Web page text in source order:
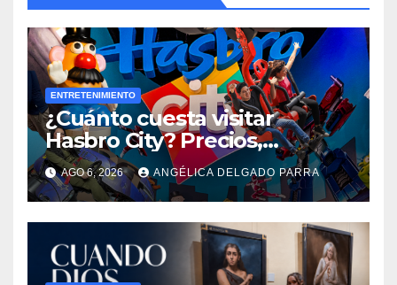
ENTRETENIMIENTO
¿Cuánto cuesta visitar
Hasbro City? Precios,
atracciones y actividades de
Summer Fest
AGO 6, 2026 ANGÉLICA DELGADO PARRA